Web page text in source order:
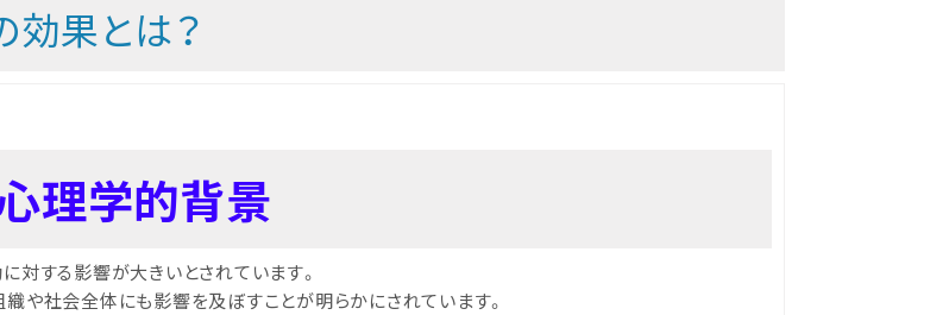
果とは？
理学的背景
対する影響が大きいとされています。
や社会全体にも影響を及ぼすことが明らかにされています。